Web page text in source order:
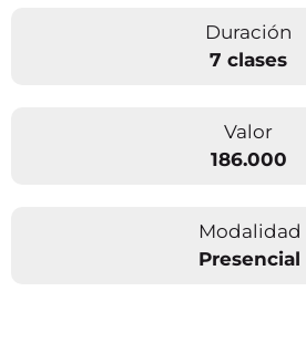
Duración
7 clases
Valor
186.000
Modalidad
Presencial